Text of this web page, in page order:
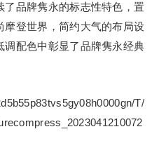
品牌隽永的标志性特色，置
登世界，简约大气的布局设
配色中彰显了品牌隽永经典